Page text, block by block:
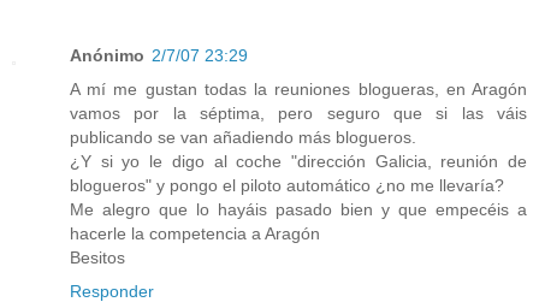
Anónimo 2/7/07 23:29
A mí me gustan todas la reuniones blogueras, en Aragón
vamos por la séptima, pero seguro que si las váis
publicando se van añadiendo más blogueros.
¿Y si yo le digo al coche "dirección Galicia, reunión de
blogueros" y pongo el piloto automático ¿no me llevaría?
Me alegro que lo hayáis pasado bien y que empecéis a
hacerle la competencia a Aragón
Besitos
Responder